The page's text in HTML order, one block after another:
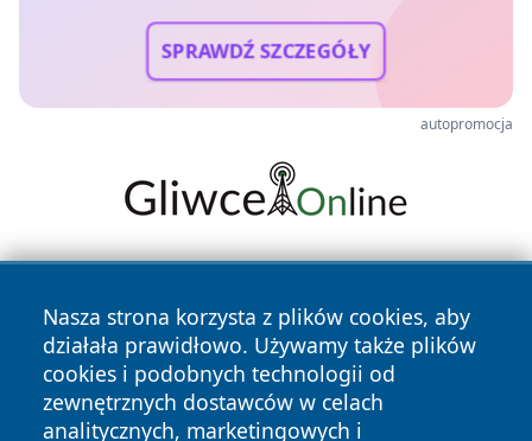
SPRAWDŹ SZCZEGÓŁY
autopromocja
Nasza strona korzysta z plików cookies, aby
działała prawidłowo. Używamy także plików
cookies i podobnych technologii od
zewnętrznych dostawców w celach
analitycznych, marketingowych i
Copyright © 2026 piekaryonline.pl Wszystkie prawa
zastrzeżone.